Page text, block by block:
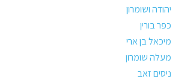
יהודה ושומרון
כפר בורין
מיכאל בן ארי
מעלה שומרון
ניסים זאב